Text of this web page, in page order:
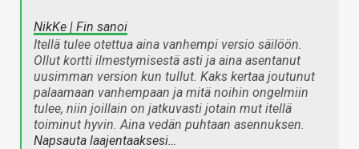
NikKe | Fin sanoi
Itellä tulee otettua aina vanhempi versio säilöön.
Ollut kortti ilmestymisestä asti ja aina asentanut
uusimman version kun tullut. Kaks kertaa joutunut
palaamaan vanhempaan ja mitä noihin ongelmiin
tulee, niin joillain on jatkuvasti jotain mut itellä
toiminut hyvin. Aina vedän puhtaan asennuksen.
Napsauta laajentaaksesi…